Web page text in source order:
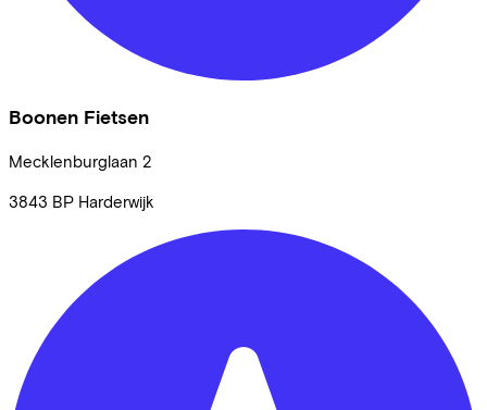
Boonen Fietsen
Mecklenburglaan 2
3843 BP Harderwijk